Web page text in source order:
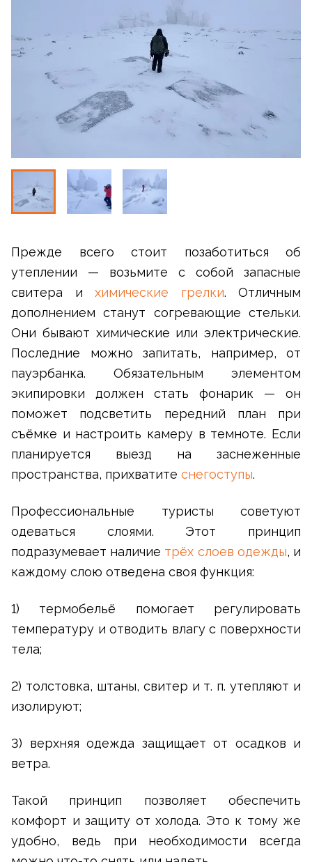
Прежде всего стоит позаботиться об
утеплении — возьмите с собой запасные
свитера и химические грелки. Отличным
дополнением станут согревающие стельки.
Они бывают химические или электрические.
Последние можно запитать, например, от
пауэрбанка. Обязательным элементом
экипировки должен стать фонарик — он
поможет подсветить передний план при
съёмке и настроить камеру в темноте. Если
планируется выезд на заснеженные
пространства, прихватите снегоступы.
Профессиональные туристы советуют
одеваться слоями. Этот принцип
подразумевает наличие трёх слоев одежды, и
каждому слою отведена своя функция:
1) термобельё помогает регулировать
температуру и отводить влагу с поверхности
тела;
2) толстовка, штаны, свитер и т. п. утепляют и
изолируют;
3) верхняя одежда защищает от осадков и
ветра.
Такой принцип позволяет обеспечить
комфорт и защиту от холода. Это к тому же
удобно, ведь при необходимости всегда